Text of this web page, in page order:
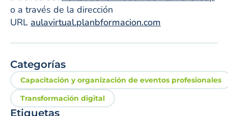
o a través de la dirección
URL aulavirtual.planbformacion.com
Categorías
Capacitación y organización de eventos profesionales
Transformación digital
Etiquetas